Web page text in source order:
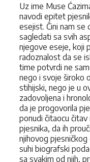
Uz ime Muse
navodi epitet
esejist. Čini nam se
sagledati sa svih
njegove eseje, koji
radoznalost da se
time potvrdi ne
nego i svoje široko
stihijski, nego je u
zadovoljena i
da je progovorila
ponudi čitaocu
pjesnika, da ih
njihovog pjesničkog
suhi biografski
sa svakim od njih,